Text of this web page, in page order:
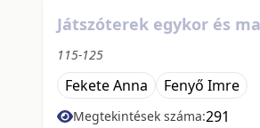
Játszóterek egykor és ma
115-125
Fekete Anna Fenyő Imre
Megtekintések száma:291